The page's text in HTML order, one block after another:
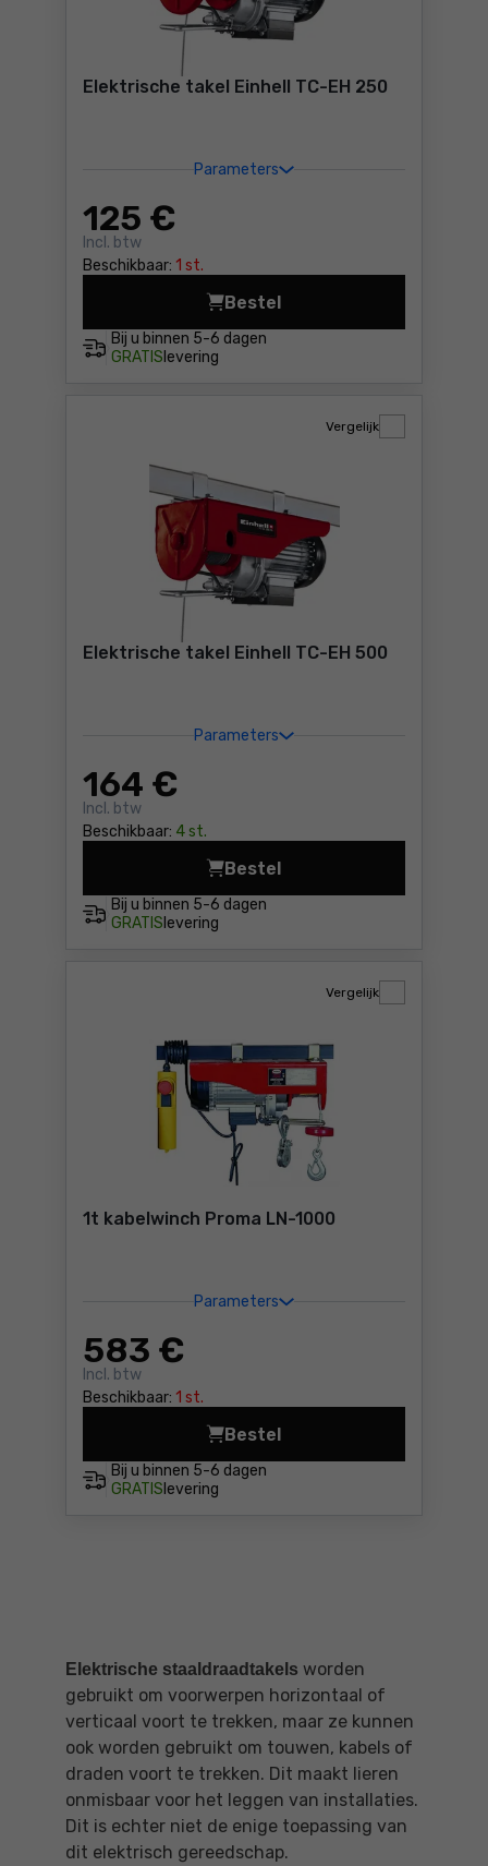
Elektrische takel Einhell TC-EH 250
Parameters
125 €
Incl. btw
Beschikbaar: 1 st.
Bij u binnen 5-6 dagen
GRATIS levering
Bestel
Elektrische takel Einhell
Elektrische takel Einhell TC-EH 500
Parameters
164 €
Incl. btw
Beschikbaar: 4 st.
Vergelijk
Bij u binnen 5-6 dagen
GRATIS levering
Bestel
Elektrische takel Einhell
1t kabelwinch Proma LN-1000
Parameters
583 €
Incl. btw
Beschikbaar: 1 st.
Vergelijk
Bij u binnen 5-6 dagen
GRATIS levering
Bestel
1t kabelwinch Proma LN-
Elektrische staaldraadtakels worden
gebruikt om voorwerpen horizontaal of
verticaal voort te trekken, maar ze kunnen
ook worden gebruikt om touwen, kabels of
draden voort te trekken. Dit maakt lieren
onmisbaar voor het leggen van installaties.
Dit is echter niet de enige toepassing van
dit elektrisch gereedschap.